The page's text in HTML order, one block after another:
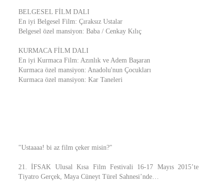
BELGESEL FİLM DALI
En iyi Belgesel Film: Çıraksız Ustalar
Belgesel özel mansiyon: Baba / Cenkay Kılıç
KURMACA FİLM DALI
En iyi Kurmaca Film: Azınlık ve Adem Başaran
Kurmaca özel mansiyon: Anadolu'nun Çocukları
Kurmaca özel mansiyon: Kar Taneleri
"Ustaaaa! bi az film çeker misin?"
21. İFSAK Ulusal Kısa Film Festivali 16-17 Mayıs 2015’te
Tiyatro Gerçek, Maya Cüneyt Türel Sahnesi’nde…